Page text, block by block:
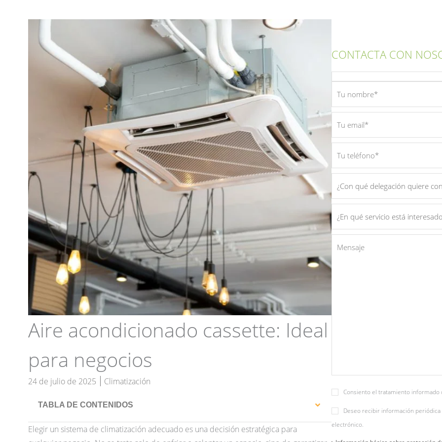
Aire acondicionado cassette: Ideal
para negocios
24 de julio de 2025 Climatización
TABLA DE CONTENIDOS
Elegir un sistema de climatización adecuado es una decisión estratégica para
CONTACTA CON
Consiento el tratamiento informado
Deseo recibir información
electrónico.